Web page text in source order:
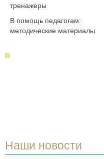
тренажеры
В помощь педагогам:
методические материалы
Наши новости